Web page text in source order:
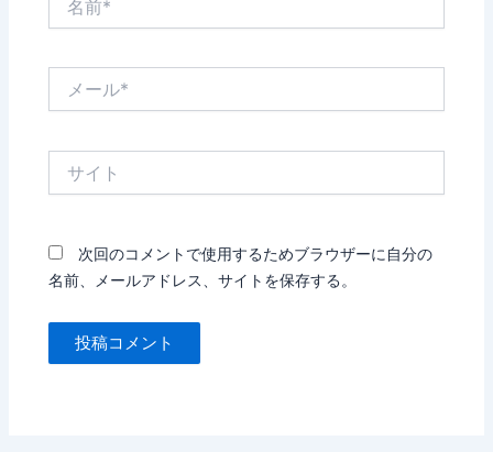
次回のコメントで使用するためブラウザーに自分の
名前、メールアドレス、サイトを保存する。